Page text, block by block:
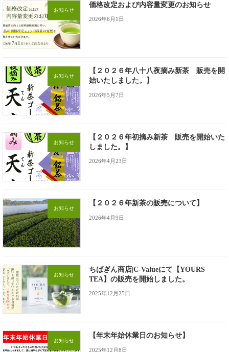
お知らせ
価格改定および内容量変更のお知らせ
2026年6月1日
お知らせ
【２０２６年八十八夜摘み新茶 販売を開
始いたしました。】
2026年5月7日
お知らせ
【２０２６年初摘み新茶 販売を開始いた
しました。】
2026年4月23日
お知らせ
【２０２６年新茶の販売について】
2026年4月9日
お知らせ
ちばぎん商店|C-Valueにて【YOURS
TEA】の販売を開始しました。
2025年12月25日
お知らせ
【年末年始休業日のお知らせ】
2025年12月8日